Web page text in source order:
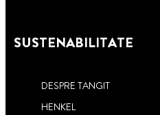
SUSTENABILITATE
DESPRE TANGIT
HENKEL